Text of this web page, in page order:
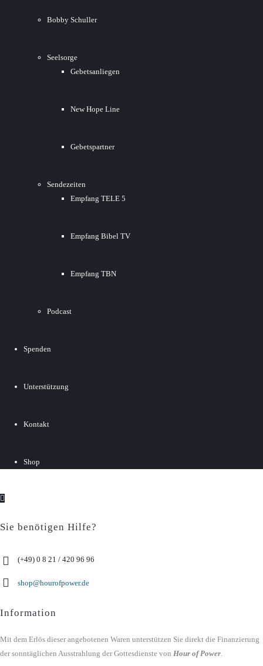
Bobby Schuller
Seelsorge
Gebetsanliegen
New Hope Line
Gebetspartner
Sendezeiten
Empfang TELE 5
Empfang Bibel TV
Empfang TBN
Podcast
Spenden
Unterstützung
Kontakt
Shop
Sie benötigen Hilfe?
(+49) 0 8 21 / 420 96 96
shop@hourofpower.de
Information
Mit dem Erlös dieser angebotenen Waren unterstützen Sie direkt die Finanzierung
der sonntäglichen Ausstrahlung der Gottesdienste von Hour of Power